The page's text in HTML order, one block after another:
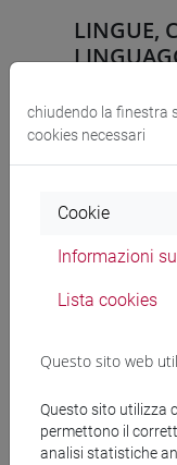
LINGUE,
STORIA
DEL
LINGUE,
chiudendo la finestra
cookies necessari
Cookie
Informazioni
Lista cookies
Questo sito web
Questo sito utilizza
permettono il
analisi statistiche